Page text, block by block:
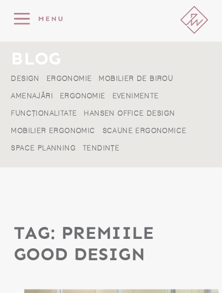
BLOG
DESIGN ERGONOMIE MOBILIER DE BIROU
AMENAJĂRI ERGONOMIE EVENIMENTE
FUNCȚIONALITATE HANSEN OFFICE DESIGN
MOBILIER ERGONOMIC SCAUNE ERGONOMICE
SPACE PLANNING TENDINȚE
TAG: PREMIILE
GOOD DESIGN